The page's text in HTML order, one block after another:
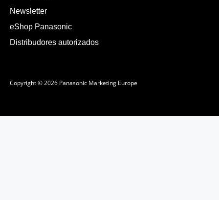
Newsletter
eShop Panasonic
Distribudores autorizados
Copyright © 2026 Panasonic Marketing Europe